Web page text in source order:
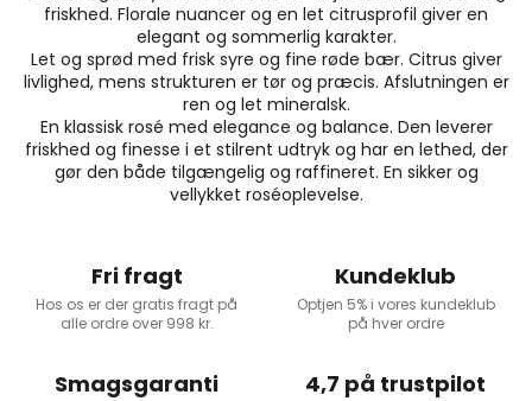
friskhed. Florale nuancer og en let citrusprofil giver en
elegant og sommerlig karakter.
Let og sprød med frisk syre og fine røde bær. Citrus giver
livlighed, mens strukturen er tør og præcis. Afslutningen er
ren og let mineralsk.
En klassisk rosé med elegance og balance. Den leverer
friskhed og finesse i et stilrent udtryk og har en lethed, der
gør den både tilgængelig og raffineret. En sikker og
vellykket roséoplevelse.
Fri fragt
Hos os er der gratis fragt på
alle ordre over 998 kr.
Kundeklub
Optjen 5% i vores kundeklub
på hver ordre
Smagsgaranti 4,7 på trustpilot